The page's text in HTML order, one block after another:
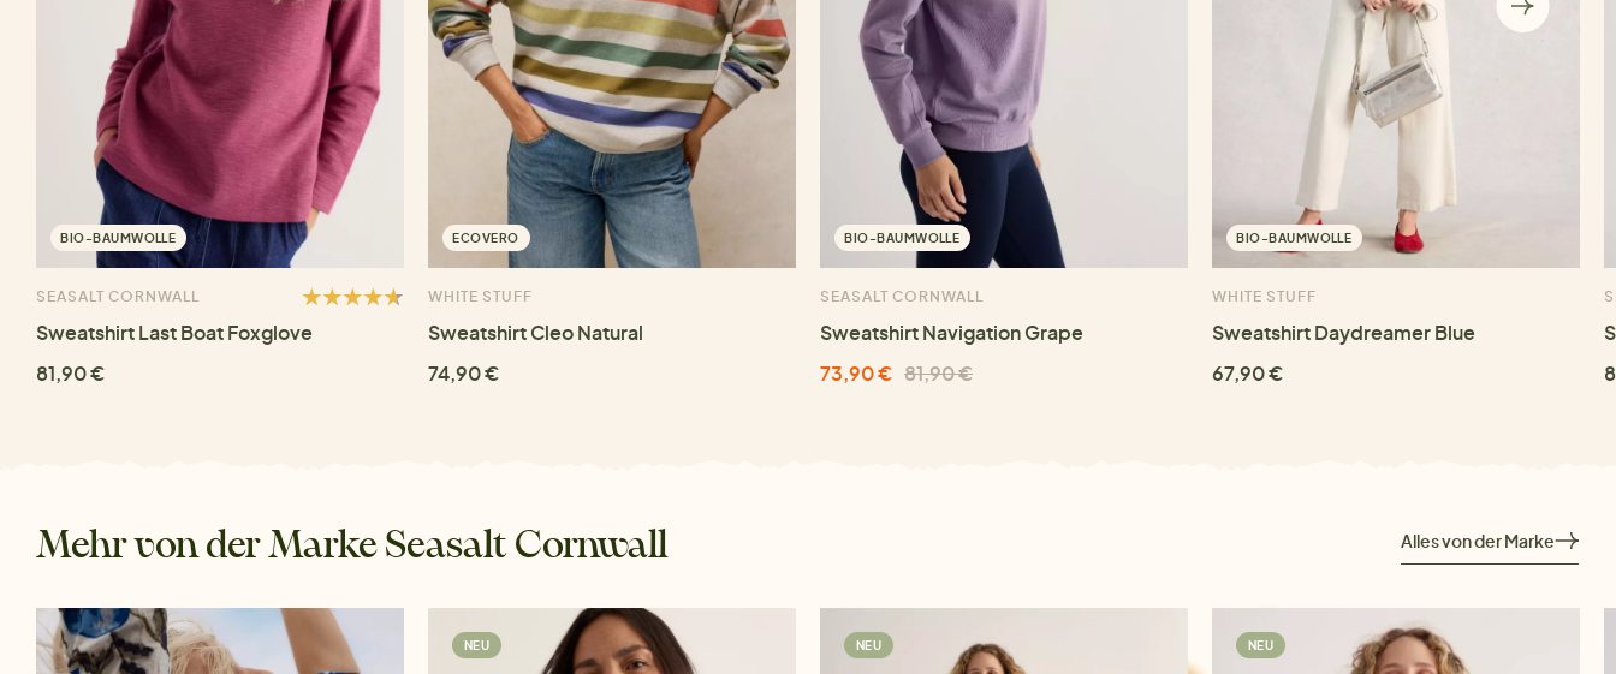
BIO-BAUMWOLLE
SEASALT CORNWALL
Sweatshirt Last Boat Foxglove
81,90 €
ECOVERO
WHITE STUFF
Sweatshirt Cleo Natural
74,90 €
BIO-BAUMWOLLE
SEASALT CORNWALL
Sweatshirt Navigation Grape
73,90 € 81,90 €
BIO-BAUMWOLLE
WHITE STUFF
Sweatshirt Daydreamer Blue
67,90 €
Mehr von der Marke Seasalt Cornwall Alles von der Marke
NEU NEU NEU